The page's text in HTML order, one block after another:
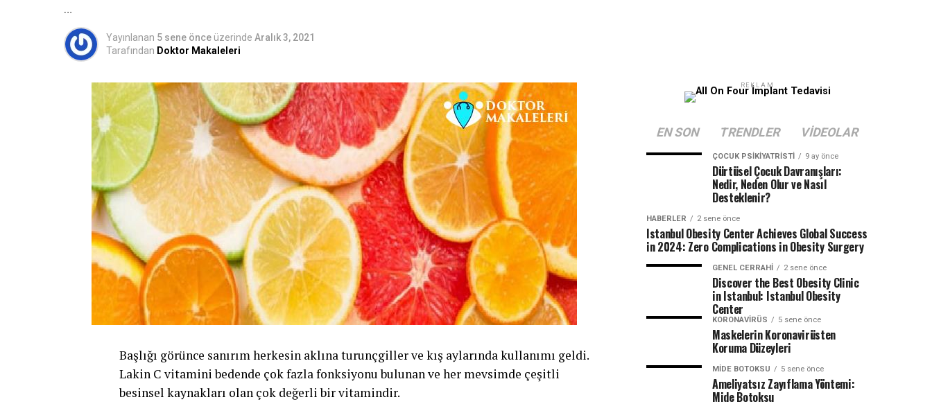
…
Yayınlanan 5 sene önce üzerinde Aralık 3, 2021
Tarafından Doktor Makaleleri
Başlığı görünce sanırım herkesin aklına turunçgiller ve kış aylarında kullanımı geldi.
Lakin C vitamini bedende çok fazla fonksiyonu bulunan ve her mevsimde çeşitli
besinsel kaynakları olan çok değerli bir vitamindir.
REKLAM
EN SON TRENDLER VIDEOLAR
ÇOCUK PSIKIYATRISTI 9 ay önce
Dürtüsel Çocuk Davranışları:
Nedir, Neden Olur ve Nasıl
Desteklenir?
HABERLER 2 sene önce
Istanbul Obesity Center Achieves Global Success
in 2024: Zero Complications in Obesity Surgery
GENEL CERRAHI 2 sene önce
Discover the Best Obesity Clinic
in Istanbul: Istanbul Obesity
Center
KORONAVIRÜS 5 sene önce
Maskelerin Koronavirüsten
Koruma Düzeyleri
MIDE BOTOKSU 5 sene önce
Ameliyatsız Zayıflama Yöntemi:
Mide Botoksu